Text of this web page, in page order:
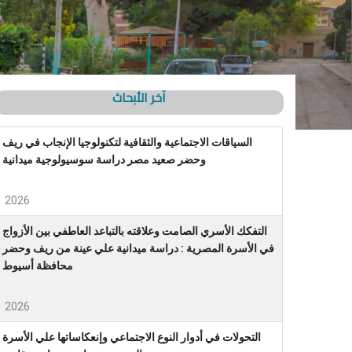
آخر الأبحاث
السياقات الاجتماعية والثقافية لتكنولوجيا الإنجاب في ريف
وحضر صعيد مصر دراسة سوسيولوجية ميدانية
2026
التفكك الأسري الصامت وعلاقته بالتباعد العاطفي بين الأزواج
في الأسرة المصرية : دراسة ميدانية علي عينة من ريف وحضر
محافظة أسيوط
2026
التحولات في أدوار النوع الاجتماعي وإنعكاساتها علي الأسرة